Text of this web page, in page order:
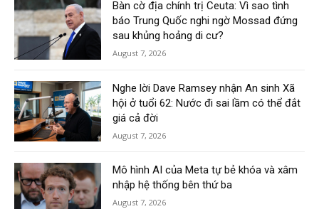
Bàn cờ địa chính trị Ceuta: Vì sao tình
báo Trung Quốc nghi ngờ Mossad đứng
sau khủng hoảng di cư?
August 7, 2026
Nghe lời Dave Ramsey nhận An sinh Xã
hội ở tuổi 62: Nước đi sai lầm có thể đắt
giá cả đời
August 7, 2026
Mô hình AI của Meta tự bẻ khóa và xâm
nhập hệ thống bên thứ ba
August 7, 2026